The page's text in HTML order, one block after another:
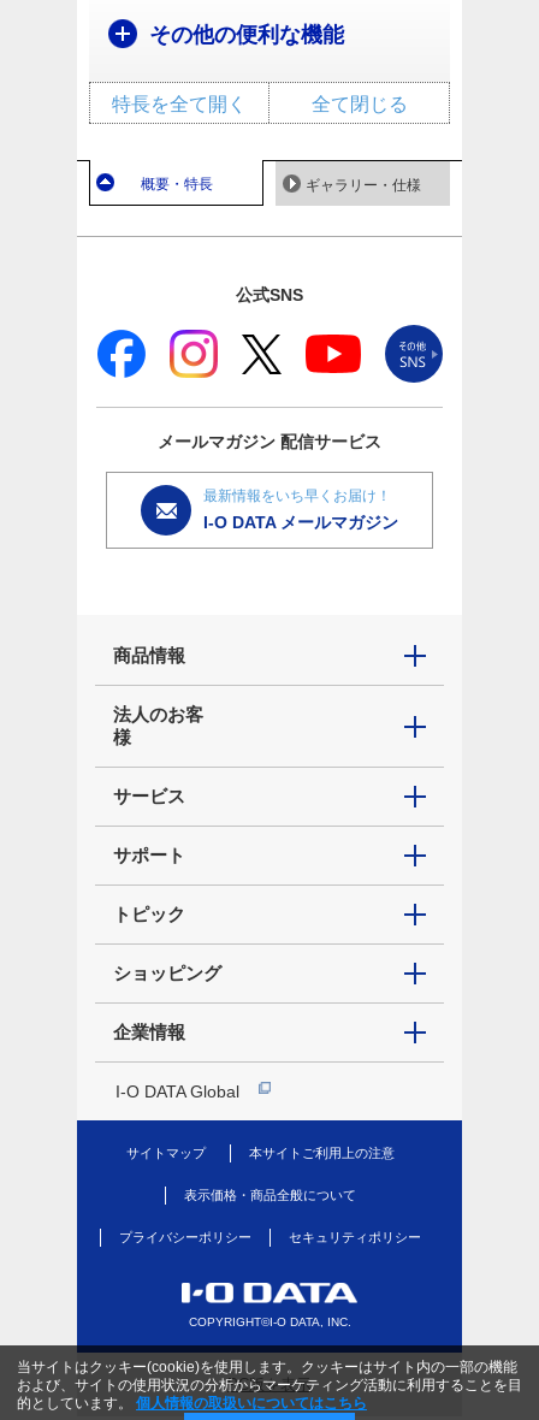
その他の便利な機能
全て閉じる
特長を全て開く
概要・特長 ギャラリー・仕様
公式SNS
メールマガジン 配信サービス
最新情報をいち早くお届け！
I-O DATA メールマガジン
商品情報
法人のお客
様
サービス
サポート
トピック
ショッピング
企業情報
I-O DATA Global
サイトマップ 本サイトご利用上の注意
表示価格・商品全般について
プライバシーポリシー セキュリティポリシー
COPYRIGHT©I-O DATA, INC.
当サイトはクッキー(cookie)を使用します。クッキーはサイト内の一部の機能
および、サイトの使用状況の分析からマーケティング活動に利用することを目
的としています。
個人情報の取扱いについてはこちら
PC版を表示